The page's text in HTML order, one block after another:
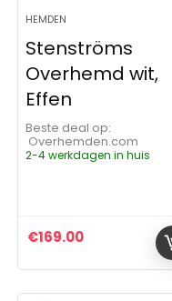
HEMDEN
Stenströms
Overhemd wit,
Effen
Beste deal op:
Overhemden.com
2-4 werkdagen in huis
€169.00